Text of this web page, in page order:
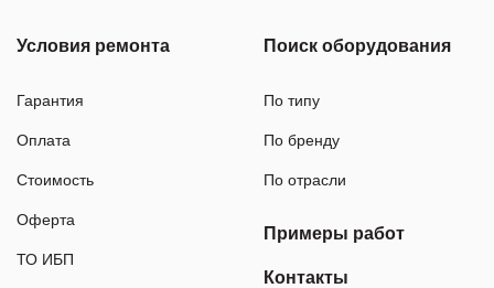
Условия ремонта
Гарантия
Оплата
Стоимость
Оферта
ТО ИБП
Поиск оборудования
По типу
По бренду
По отрасли
Примеры работ
Контакты